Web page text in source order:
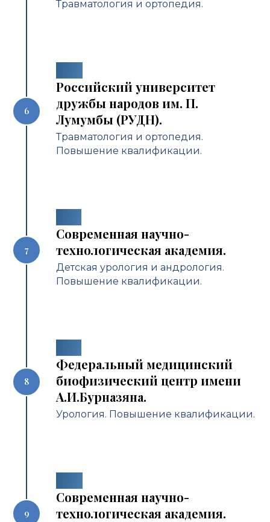
Травматология и ортопедия.
Российский университет
дружбы народов им. П.
Лумумбы (РУДН).
Травматология и ортопедия.
Повышение квалификации.
Современная научно-
технологическая академия.
Детская урология и андрология.
Повышение квалификации.
Федеральный медицинский
биофизический центр имени
А.И.Бурназяна.
Урология. Повышение квалификации.
Современная научно-
технологическая академия.